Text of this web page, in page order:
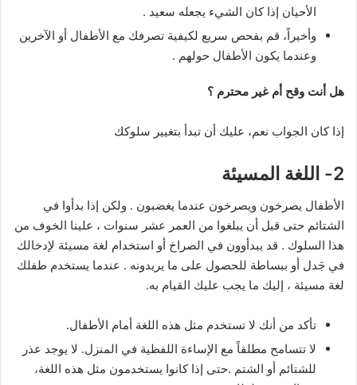
الأحيان إذا كان الشيء يجعله سعيد .
وأخيراً، قم بفحص سريع لكيفية تصرفك مع الأطفال أو الآخرين
وعندما يكون الأطفال حولهم .
هل أنت وقح أم غير محترم ؟
إذا كان الجواب نعم، عليك أن تبدأ بتغيير سلوكك
2- اللغة المسيئة
الأطفال يصرخون ويصرخون عندما يغضبون . ولكن إذا بدأوا في
الشتائم حتى قبل أن يبلغوا من العمر عشر سنوات ، علينا الخوف من
هذا السلوك . قد يبدأوون في الصراخ أو استخدام لغة مسيئة لإدخالك
في جَدل أو ببساطة للحصول على ما يريدونه . عندما يستخدم طفلك
لغة مسيئة ، إليك ما يجب عليك القيام به.
تأكد من أنك لا تستخدم مثل هذه اللغة أمام الأطفال.
لا تتسامح مطلقاً مع الإساءة اللفظية في المنزل. لا يوجد عذر
للشتائم أو الشتم .حتى إذا كانوا يستخدمون مثل هذه اللغة،